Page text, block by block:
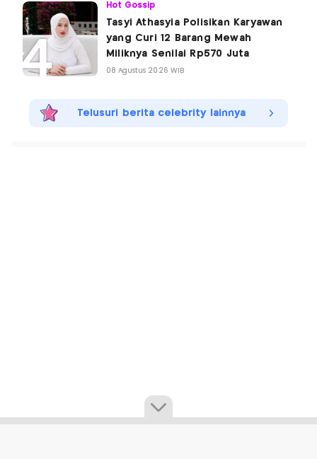
Hot Gossip
Tasyi Athasyia Polisikan Karyawan
yang Curi 12 Barang Mewah
Miliknya Senilai Rp570 Juta
08 Agustus 2026 WIB
Telusuri berita celebrity lainnya